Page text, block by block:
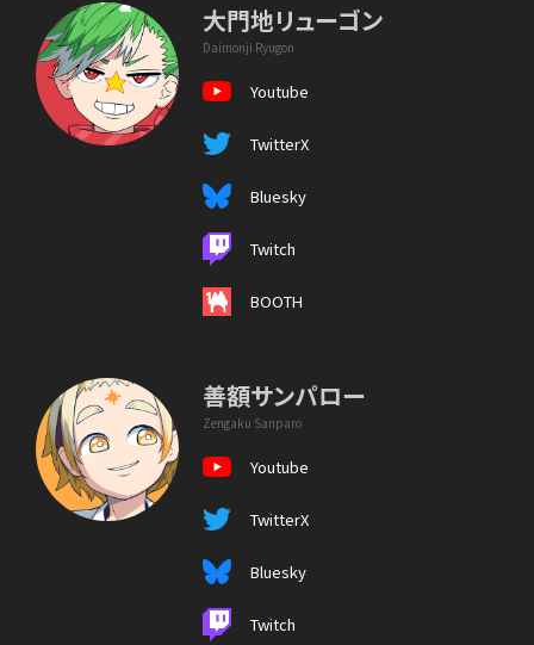
大門地リューゴン
Daimonji Ryugon
Youtube
TwitterX
Bluesky
Twitch
BOOTH
善額サンパロー
Zengaku Sanparo
Youtube
TwitterX
Bluesky
Twitch